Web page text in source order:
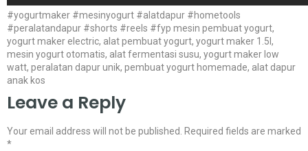
#yogurtmaker #mesinyogurt #alatdapur #hometools
#peralatandapur #shorts #reels #fyp mesin pembuat yogurt,
yogurt maker electric, alat pembuat yogurt, yogurt maker 1.5l,
mesin yogurt otomatis, alat fermentasi susu, yogurt maker low
watt, peralatan dapur unik, pembuat yogurt homemade, alat dapur
anak kos
Leave a Reply
Your email address will not be published.
Required fields are marked
*